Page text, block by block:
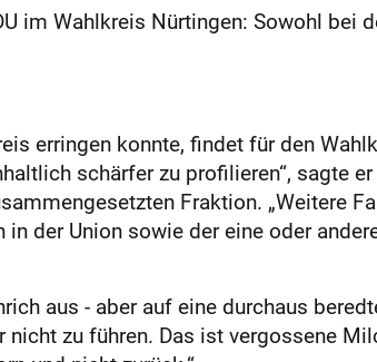
im Wahlkreis Nürtingen: Sowohl bei
erringen konnte, findet für den
schärfer zu profilieren“, sagte
Fraktion. „Weitere
der Union sowie der eine oder
aus - aber auf eine durchaus
zu führen. Das ist vergossene